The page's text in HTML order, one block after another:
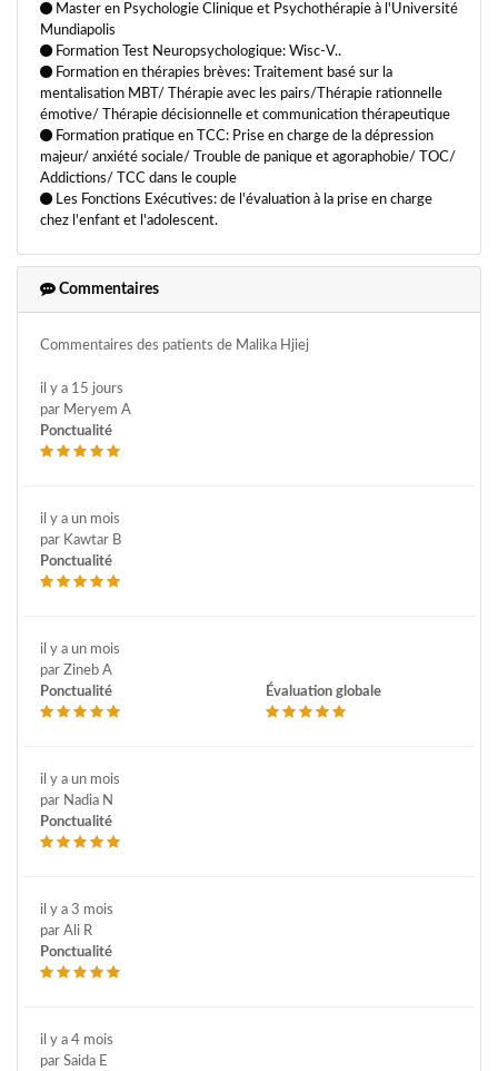
Thérapies brèves
Master en Psychologie Clinique et Psychothérapie à l'Université
Mundiapolis
Formation Test Neuropsychologique: Wisc-V..
Formation en thérapies brèves: Traitement basé sur la
mentalisation MBT/ Thérapie avec les pairs/Thérapie rationnelle
émotive/ Thérapie décisionnelle et communication thérapeutique
Formation pratique en TCC: Prise en charge de la dépression
majeur/ anxiété sociale/ Trouble de panique et agoraphobie/ TOC/
Addictions/ TCC dans le couple
Les Fonctions Exécutives: de l'évaluation à la prise en charge
chez l'enfant et l'adolescent.
Commentaires
Commentaires des patients de Malika Hjiej
il y a 15 jours
par Meryem A
Ponctualité
il y a un mois
par Kawtar B
Ponctualité
il y a un mois
par Zineb A
Ponctualité
Évaluation globale
il y a un mois
par Nadia N
Ponctualité
il y a 3 mois
par Ali R
Ponctualité
il y a 4 mois
par Saida E